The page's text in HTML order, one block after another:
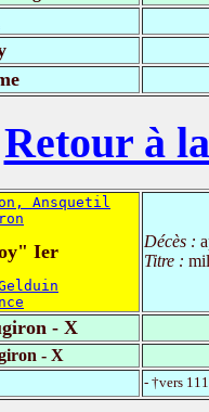
Retour à
Ansquetil
Ier Décès :
Titre :
- X
- X
- †vers